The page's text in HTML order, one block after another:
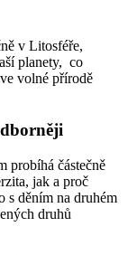
v Litosféře,
planety, co
volné přírodě
probíhá částečně
jak a proč
s děním na druhém
druhů